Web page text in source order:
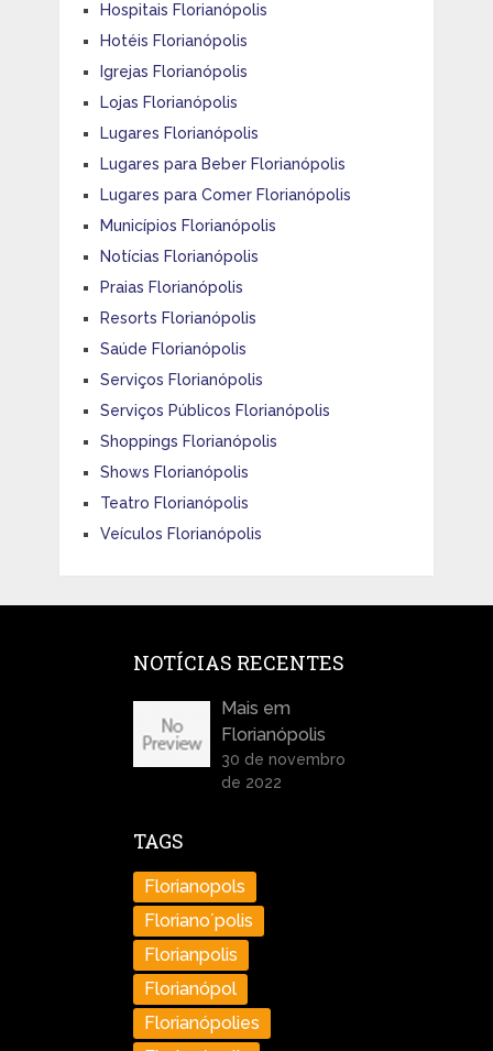
Hospitais Florianópolis
Hotéis Florianópolis
Igrejas Florianópolis
Lojas Florianópolis
Lugares Florianópolis
Lugares para Beber Florianópolis
Lugares para Comer Florianópolis
Municípios Florianópolis
Notícias Florianópolis
Praias Florianópolis
Resorts Florianópolis
Saúde Florianópolis
Serviços Florianópolis
Serviços Públicos Florianópolis
Shoppings Florianópolis
Shows Florianópolis
Teatro Florianópolis
Veículos Florianópolis
NOTÍCIAS RECENTES
Mais em
Florianópolis
30 de novembro
de 2022
TAGS
Florianopols
Floriano´polis
Florianpolis
Florianópol
Florianópolies